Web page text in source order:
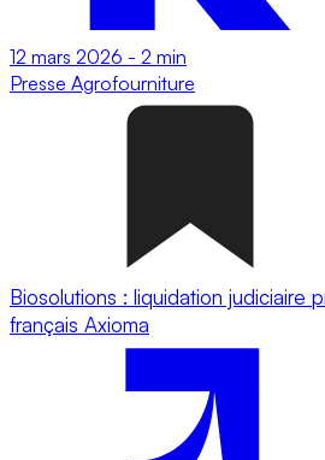
12 mars 2026 - 2 min
Presse Agrofourniture
Biosolutions : liquidation judiciaire
français Axioma